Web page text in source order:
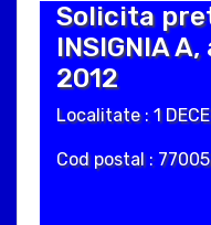
Solicita
INSIGNIA
2012
Localitate : 1
Cod postal : 77005